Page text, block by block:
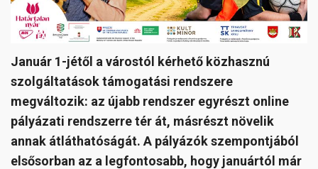
Január 1-jétől a várostól kérhető közhasznú
szolgáltatások támogatási rendszere
megváltozik: az újabb rendszer egyrészt online
pályázati rendszerre tér át, másrészt növelik
annak átláthatóságát. A pályázók szempontjából
elsősorban az a legfontosabb, hogy januártól már